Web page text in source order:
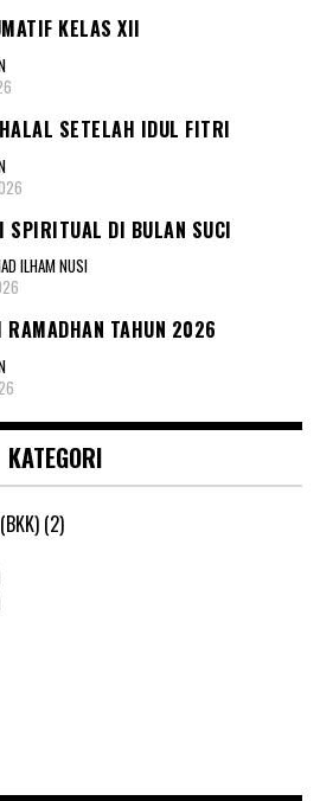
KELAS XII
SETELAH IDUL FITRI
SPIRITUAL DI BULAN SUCI
ILHAM NUSI
RAMADHAN TAHUN 2026
KATEGORI
(2)